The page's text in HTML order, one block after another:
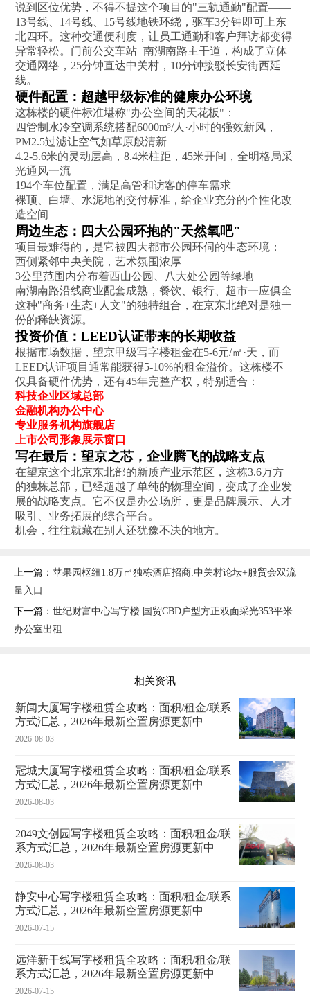
说到区位优势，不得不提这个项目的‌"三轨通勤"‌配置——
13号线、14号线、15号线地铁环绕，驱车3分钟即可上东
北四环。这种交通便利度，让员工通勤和客户拜访都变得
异常轻松。门前公交车站+南湖南路主干道，构成了‌立体
交通网络‌，25分钟直达中关村，10分钟接驳长安街西延
线。
硬件配置：超越甲级标准的健康办公环境
这栋楼的硬件标准堪称‌"办公空间的天花板"‌：
四管制水冷空调系统‌搭配6000m³/人·小时的强效新风，
PM2.5过滤让空气如草原般清新
4.2-5.6米的灵动层高，8.4米柱距，45米开间，‌全明格局‌采
光通风一流
194个车位配置，满足高管和访客的停车需求
裸顶、白墙、水泥地的交付标准，给企业‌充分的个性化改
造空间‌
周边生态：四大公园环抱的"天然氧吧"
项目最难得的，是它‌被四大都市公园环伺‌的生态环境：
西侧紧邻中央美院，艺术氛围浓厚
3公里范围内分布着西山公园、八大处公园等绿地
南湖南路沿线商业配套成熟，餐饮、银行、超市一应俱全
这种"商务+生态+人文"的独特组合，在京东北绝对是‌独一
份‌的稀缺资源。
投资价值：LEED认证带来的长期收益
根据市场数据，望京甲级写字楼租金在5-6元/㎡·天，而
LEED认证项目通常能获得‌5-10%的租金溢价‌。这栋楼不
仅具备硬件优势，还有45年完整产权，特别适合：
科技企业区域总部
金融机构办公中心
专业服务机构旗舰店
上市公司形象展示窗口
写在最后：望京之芯，企业腾飞的战略支点
在望京这个北京东北部的‌新质产业示范区‌，这栋3.6万方
的独栋总部，已经超越了单纯的物理空间，变成了企业发
展的‌战略支点‌。它不仅是办公场所，更是品牌展示、人才
吸引、业务拓展的综合平台。
机会，往往就藏在别人还犹豫不决的地方。
上一篇： 苹果园枢纽1.8万㎡独栋酒店招商:中关村论坛+服贸会双流
量入口
下一篇： 世纪财富中心写字楼:国贸CBD户型方正双面采光353平米
办公室出租
相关资讯
新闻大厦写字楼租赁全攻略：面积/租金/联系
方式汇总，2026年最新空置房源更新中
2026-08-03
冠城大厦写字楼租赁全攻略：面积/租金/联系
方式汇总，2026年最新空置房源更新中
2026-08-03
2049文创园写字楼租赁全攻略：面积/租金/联
系方式汇总，2026年最新空置房源更新中
2026-08-03
静安中心写字楼租赁全攻略：面积/租金/联系
方式汇总，2026年最新空置房源更新中
2026-07-15
远洋新干线写字楼租赁全攻略：面积/租金/联
系方式汇总，2026年最新空置房源更新中
2026-07-15